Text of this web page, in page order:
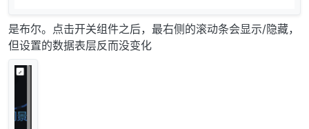
是布尔。点击开关组件之后，最右侧的滚动条会显示/隐藏，
但设置的数据表层反而没变化